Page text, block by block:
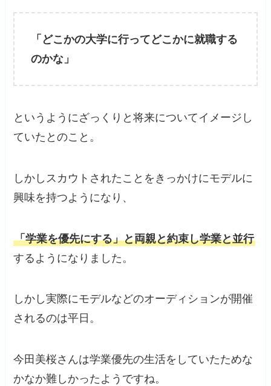
「どこかの大学に行ってどこかに就職する
のかな」
というようにざっくりと将来についてイメージし
ていたとのこと。
しかしスカウトされたことをきっかけにモデルに
興味を持つようになり、
「学業を優先にする」と両親と約束し学業と並行
するようになりました。
しかし実際にモデルなどのオーディションが開催
されるのは平日。
今田美桜さんは学業優先の生活をしていたためな
かなか難しかったようですね。